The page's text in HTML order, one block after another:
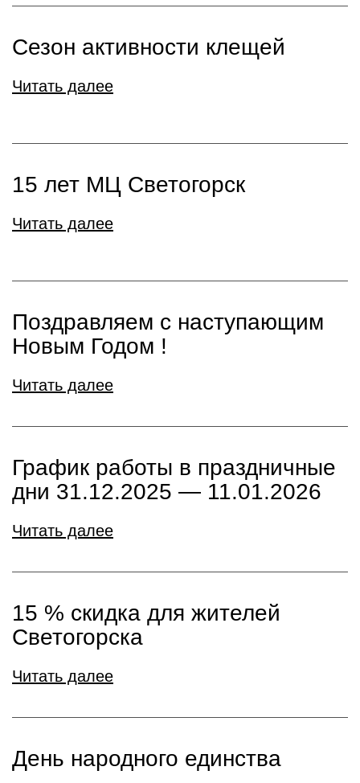
Сезон активности клещей
Читать далее
15 лет МЦ Светогорск
Читать далее
Поздравляем с наступающим
Новым Годом !
Читать далее
График работы в праздничные
дни 31.12.2025 — 11.01.2026
Читать далее
15 % скидка для жителей
Светогорска
Читать далее
День народного единства